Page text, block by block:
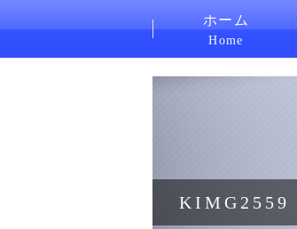
ホーム
Home
KIMG2559